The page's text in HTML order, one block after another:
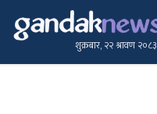
शुक्रबार, २२ श्रावण २०८३